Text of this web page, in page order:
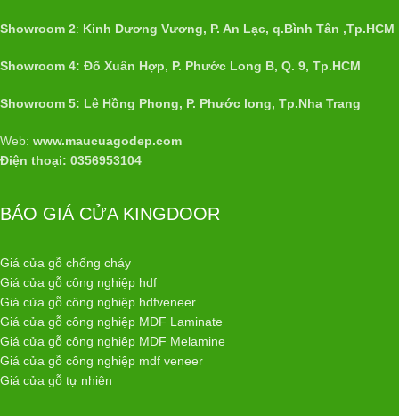
Showroom 2: Kinh Dương Vương, P. An Lạc, q.Bình Tân ,Tp.HCM
Showroom 4: Đổ Xuân Hợp, P. Phước Long B, Q. 9, Tp.HCM
Showroom 5: Lê Hồng Phong, P. Phước long, Tp.Nha Trang
Web: www.maucuagodep.com
Điện thoại: 0356953104
BÁO GIÁ CỬA KINGDOOR
Giá cửa gỗ chống cháy
Giá cửa gỗ công nghiệp hdf
Giá cửa gỗ công nghiệp hdfveneer
Giá cửa gỗ công nghiệp MDF Laminate
Giá cửa gỗ công nghiệp MDF Melamine
Giá cửa gỗ công nghiệp mdf veneer
Giá cửa gỗ tự nhiên